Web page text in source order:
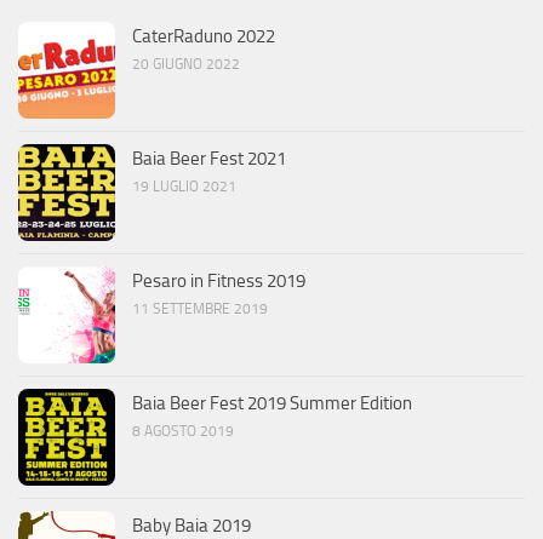
CaterRaduno 2022
20 GIUGNO 2022
Baia Beer Fest 2021
19 LUGLIO 2021
Pesaro in Fitness 2019
11 SETTEMBRE 2019
Baia Beer Fest 2019 Summer Edition
8 AGOSTO 2019
Baby Baia 2019